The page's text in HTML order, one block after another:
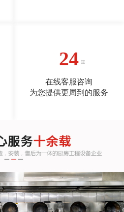
24
在线客服咨询
为您提供更周到的服务